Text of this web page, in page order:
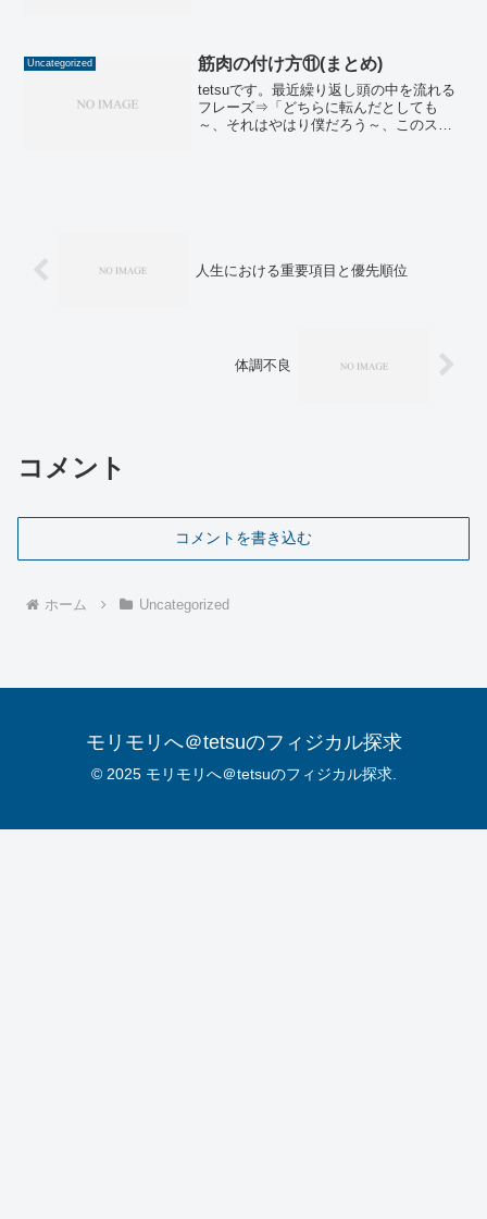
イをポチる...
Uncategorized 筋肉の付け方⑪(まとめ)
tetsuです。最近繰り返し頭の中を流れる
フレーズ⇒「どちらに転んだとしても
～、それはやはり僕だろう～、このスニ
人生における重要項目と優先順位
体調不良
コメント
コメントを書き込む
ホーム Uncategorized
モリモリへ＠tetsuのフィジカル探求
© 2025 モリモリへ＠tetsuのフィジカル探求.